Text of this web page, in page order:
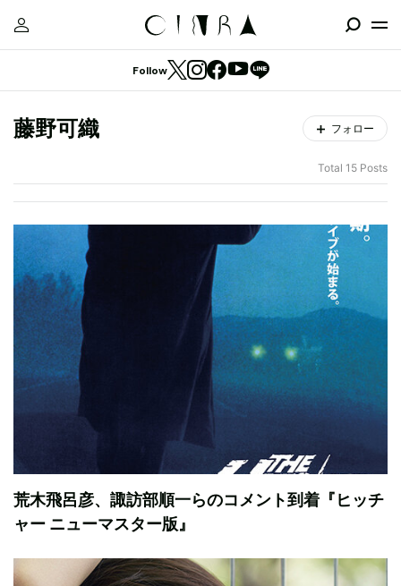
Follow
藤野可織 フォロー
Total 15 Posts
荒木飛呂彦、諏訪部順一らのコメント到着『ヒッチ
ャー ニューマスター版』